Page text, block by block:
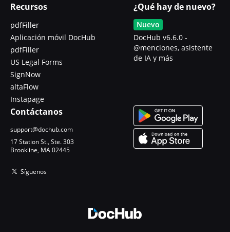
Recursos
pdfFiller
Aplicación móvil DocHub
pdfFiller
US Legal Forms
SignNow
altaFlow
Instapage
¿Qué hay de nuevo?
Nuevo
DocHub v6.6.0 -
@menciones, asistente
de IA y más
Contáctanos
support@dochub.com
17 Station St., Ste. 303
Brookline, MA 02445
Síguenos